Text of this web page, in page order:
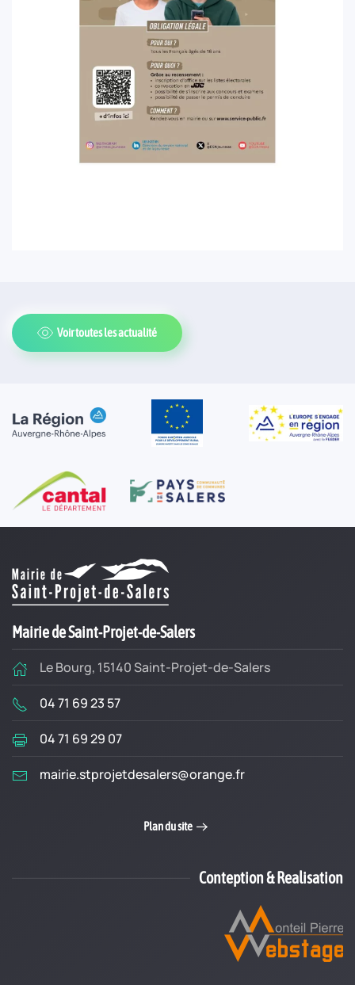
Voir toutes les actualité
Mairie de Saint-Projet-de-Salers
Le Bourg, 15140 Saint-Projet-de-Salers
04 71 69 23 57
04 71 69 29 07
mairie.stprojetdesalers@orange.fr
Plan du site
Conteption & Realisation